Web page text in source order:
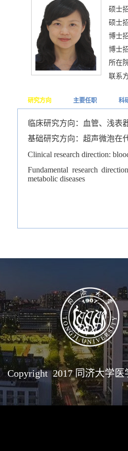
硕士
硕士
博士
博士
所在
联系
研究方向 主要任职 科
临床研究方向：血管、浅表
基础研究方向：超声微泡在
Clinical research direction:
Fundamental research
metabolic diseases
Copyright 2017 同济大学